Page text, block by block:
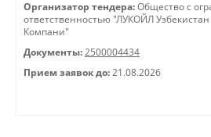
Организатор тендера: Общество с
ответственностью "ЛУКОЙЛ
Компани"
Документы: 2500004434
Прием заявок до: 21.08.2026